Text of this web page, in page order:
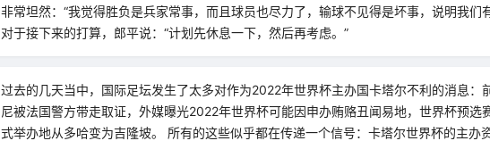
非常坦然：“我觉得胜负是兵家常事，而且球员也尽力了，输球不见得是坏事，说明我们
对于接下来的打算，郎平说：“计划先休息一下，然后再考虑。”
过去的几天当中，国际足坛发生了太多对作为2022年世界杯主办国卡塔尔不利的消息：
尼被法国警方带走取证，外媒曝光2022年世界杯可能因申办贿赂丑闻易地，世界杯预选
式举办地从多哈变为吉隆坡。 所有的这些似乎都在传递一个信号：卡塔尔世界杯的主办